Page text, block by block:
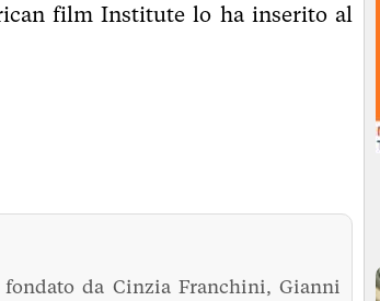
film Institute lo ha inserito al
da Cinzia Franchini, Gianni